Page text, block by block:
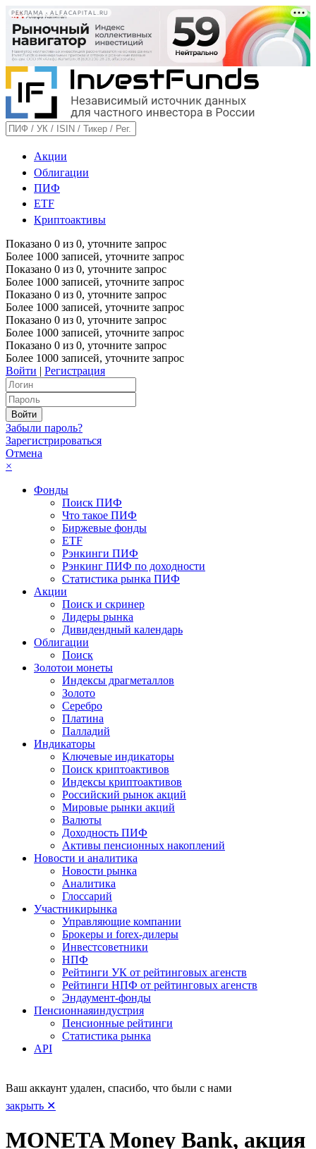
РЕКЛАМА • ALFACAPITAL.RU
Акции
Облигации
ПИФ
ETF
Криптоактивы
Показано 0 из 0, уточните запрос
Более 1000 записей, уточните запрос
Показано 0 из 0, уточните запрос
Более 1000 записей, уточните запрос
Показано 0 из 0, уточните запрос
Более 1000 записей, уточните запрос
Показано 0 из 0, уточните запрос
Более 1000 записей, уточните запрос
Показано 0 из 0, уточните запрос
Более 1000 записей, уточните запрос
Войти | Регистрация
Забыли пароль?
Зарегистрироваться
Отмена
×
Фонды
Поиск ПИФ
Что такое ПИФ
Биржевые фонды
ETF
Рэнкинги ПИФ
Рэнкинг ПИФ по доходности
Статистика рынка ПИФ
Акции
Поиск и скринер
Лидеры рынка
Дивидендный календарь
Облигации
Поиск
Золотои монеты
Индексы драгметаллов
Золото
Серебро
Платина
Палладий
Индикаторы
Ключевые индикаторы
Поиск криптоактивов
Индексы криптоактивов
Российский рынок акций
Мировые рынки акций
Валюты
Доходность ПИФ
Активы пенсионных накоплений
Новости и аналитика
Новости рынка
Аналитика
Глоссарий
Участникирынка
Управляющие компании
Брокеры и forex-дилеры
Инвестсоветники
НПФ
Рейтинги УК от рейтинговых агенств
Рейтинги НПФ от рейтинговых агенств
Эндаумент-фонды
Пенсионнаяиндустрия
Пенсионные рейтинги
Статистика рынка
API
Ваш аккаунт удален, спасибо, что были с нами
закрыть ✕
MONETA Money Bank, акция